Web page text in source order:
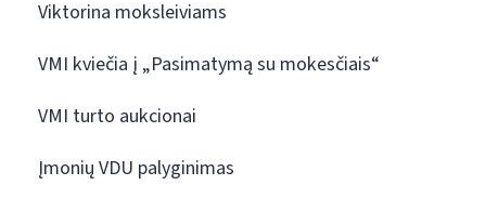
Viktorina moksleiviams
VMI kviečia į „Pasimatymą su mokesčiais“
VMI turto aukcionai
Įmonių VDU palyginimas